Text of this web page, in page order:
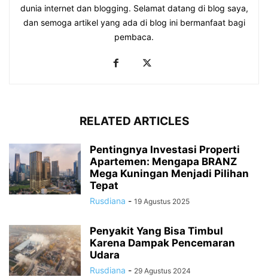
dunia internet dan blogging. Selamat datang di blog saya,
dan semoga artikel yang ada di blog ini bermanfaat bagi
pembaca.
RELATED ARTICLES
Pentingnya Investasi Properti
Apartemen: Mengapa BRANZ
Mega Kuningan Menjadi Pilihan
Tepat
Rusdiana - 19 Agustus 2025
Penyakit Yang Bisa Timbul
Karena Dampak Pencemaran
Udara
Rusdiana - 29 Agustus 2024